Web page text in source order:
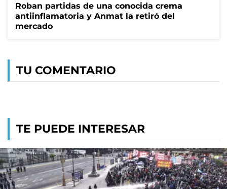
Roban partidas de una conocida crema
antiinflamatoria y Anmat la retiró del
mercado
TU COMENTARIO
TE PUEDE INTERESAR